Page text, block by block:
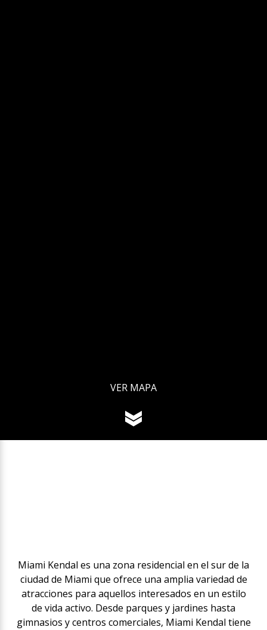
VER MAPA
Miami Kendal es una zona residencial en el sur de la
ciudad de Miami que ofrece una amplia variedad de
atracciones para aquellos interesados en un estilo
de vida activo. Desde parques y jardines hasta
gimnasios y centros comerciales, Miami Kendal tiene